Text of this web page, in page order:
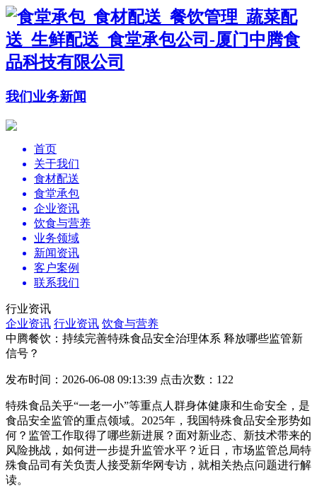
我们业务新闻
首页
关于我们
食材配送
食堂承包
企业资讯
饮食与营养
业务领域
新闻资讯
客户案例
联系我们
行业资讯
企业资讯 行业资讯 饮食与营养
中腾餐饮：持续完善特殊食品安全治理体系 释放哪些监管新
信号？
发布时间：2026-06-08 09:13:39 点击次数：122
特殊食品关乎“一老一小”等重点人群身体健康和生命安全，是
食品安全监管的重点领域。2025年，我国特殊食品安全形势如
何？监管工作取得了哪些新进展？面对新业态、新技术带来的
风险挑战，如何进一步提升监管水平？近日，市场监管总局特
殊食品司有关负责人接受新华网专访，就相关热点问题进行解
读。